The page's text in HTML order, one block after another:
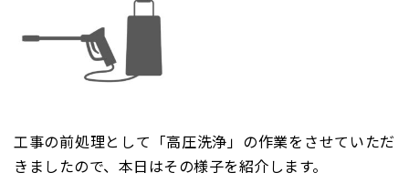
工事の前処理として「高圧洗浄」の作業をさせていただ
きましたので、本日はその様子を紹介します。